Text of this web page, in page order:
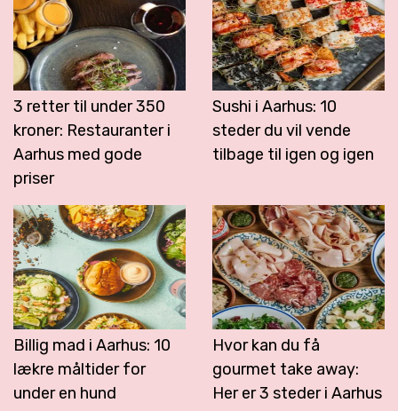
3 retter til under 350
kroner: Restauranter i
Aarhus med gode
priser
Sushi i Aarhus: 10
steder du vil vende
tilbage til igen og igen
Billig mad i Aarhus: 10
lækre måltider for
under en hund
Hvor kan du få
gourmet take away:
Her er 3 steder i Aarhus